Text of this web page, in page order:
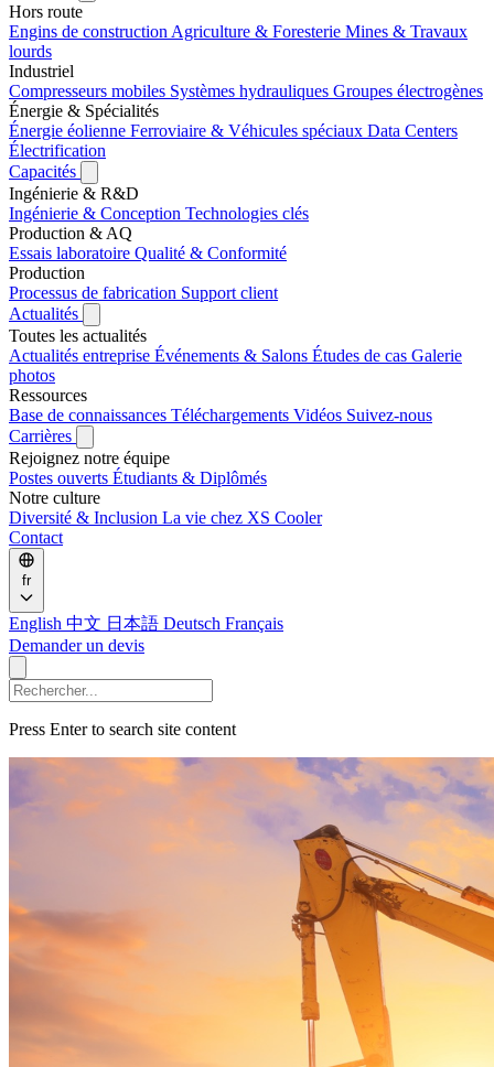
Hors route
Engins de construction Agriculture & Foresterie Mines & Travaux
lourds
Industriel
Compresseurs mobiles Systèmes hydrauliques Groupes électrogènes
Énergie & Spécialités
Énergie éolienne Ferroviaire & Véhicules spéciaux Data Centers
Électrification
Capacités
Ingénierie & R&D
Ingénierie & Conception Technologies clés
Production & AQ
Essais laboratoire Qualité & Conformité
Production
Processus de fabrication Support client
Actualités
Toutes les actualités
Actualités entreprise Événements & Salons Études de cas Galerie
photos
Ressources
Base de connaissances Téléchargements Vidéos Suivez-nous
Carrières
Rejoignez notre équipe
Postes ouverts Étudiants & Diplômés
Notre culture
Diversité & Inclusion La vie chez XS Cooler
Contact
fr
English 中文 日本語 Deutsch Français
Demander un devis
Press Enter to search site content